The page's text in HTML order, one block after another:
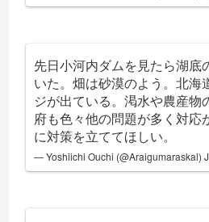
先日小河内ダムを見たら湖底
いた。畑は砂漠のよう。北海
ジが出ている。渇水や農産物
府も色々他の問題が多く対応
に対策を立ててほしい。
— Yoshiichi Ouchi (@Araigumaraskal)